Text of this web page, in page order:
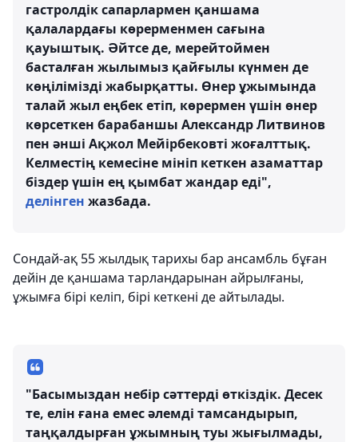
гастролдік сапарлармен қаншама
қалалардағы көрерменмен сағына
қауыштық. Әйтсе де, мерейтоймен
басталған жылымыз қайғылы күнмен де
көңілімізді жабырқатты. Өнер ұжымында
талай жыл еңбек етіп, көрермен үшін өнер
көрсеткен барабаншы Александр Литвинов
пен әнші Ақжол Мейірбековті жоғалттық.
Келместің кемесіне мініп кеткен азаматтар
біздер үшін ең қымбат жандар еді",
делінген жазбада.
Сондай-ақ 55 жылдық тарихы бар ансамбль бұған
дейін де қаншама тарландарынан айрылғаны,
ұжымға бірі келіп, бірі кеткені де айтылады.
"Басымыздан небір сәттерді өткіздік. Десек
те, елін ғана емес әлемді тамсандырып,
таңқалдырған ұжымның туы жығылмады,